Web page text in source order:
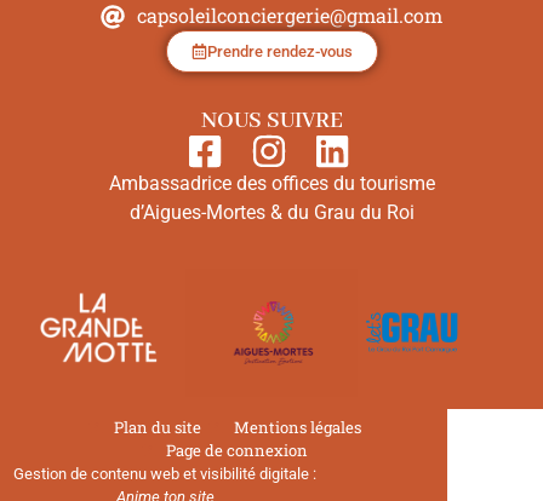
capsoleilconciergerie@gmail.com
Prendre rendez-vous
NOUS SUIVRE
Ambassadrice des offices du tourisme
d’Aigues-Mortes & du Grau du Roi
Plan du site
Mentions légales
Page de connexion
Gestion de contenu web et visibilité digitale :
Anime ton site